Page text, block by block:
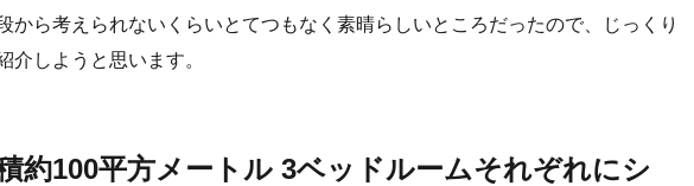
から考えられないくらいとてつもなく素晴らしいところだったので、じっくり
介しようと思います。
約100平方メートル 3ベッドルームそれぞれにシ